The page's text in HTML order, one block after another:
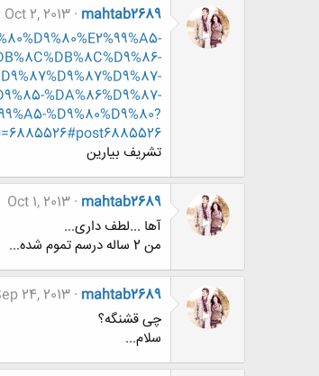
mahtab2689
Oct 2, 2013
%DA%86%D9%87-
%D9%80%D9%80?
تشریف بیارین
mahtab2689
Oct 1, 2013
آها ...لطف داری...
من 2 ساله درسم تموم شده...
mahtab2689
24, 2013
چی قشنگه؟
سلام...